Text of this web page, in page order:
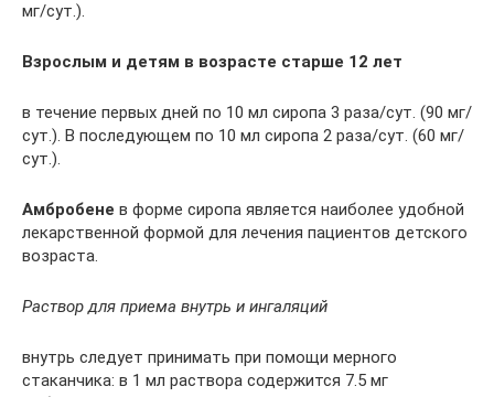
мг/сут.).
Взрослым и детям в возрасте старше 12 лет
в течение первых дней по 10 мл сиропа 3 раза/сут. (90 мг/
сут.). В последующем по 10 мл сиропа 2 раза/сут. (60 мг/
сут.).
Амбробене в форме сиропа является наиболее удобной
лекарственной формой для лечения пациентов детского
возраста.
Раствор для приема внутрь и ингаляций
внутрь следует принимать при помощи мерного
стаканчика: в 1 мл раствора содержится 7.5 мг